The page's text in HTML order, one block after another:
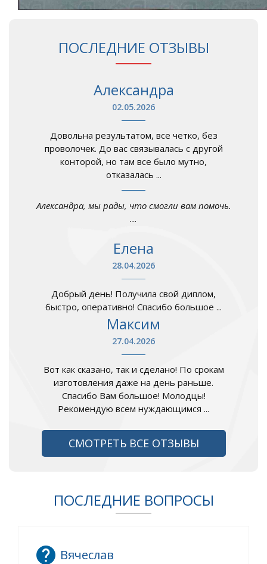
ПОСЛЕДНИЕ ОТЗЫВЫ
Александра
02.05.2026
Довольна результатом, все четко, без
проволочек. До вас связывалась с другой
конторой, но там все было мутно,
отказалась ...
Александра, мы рады, что смогли вам помочь.
...
Елена
28.04.2026
Добрый день! Получила свой диплом,
быстро, оперативно! Спасибо большое ...
Максим
27.04.2026
Вот как сказано, так и сделано! По срокам
изготовления даже на день раньше.
Спасибо Вам большое! Молодцы!
Рекомендую всем нуждающимся ...
СМОТРЕТЬ ВСЕ ОТЗЫВЫ
ПОСЛЕДНИЕ ВОПРОСЫ
Вячеслав